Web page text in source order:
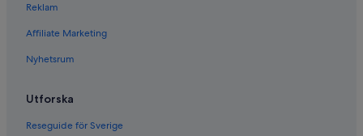
Reklam
Affiliate Marketing
Nyhetsrum
Utforska
Reseguide för Sverige